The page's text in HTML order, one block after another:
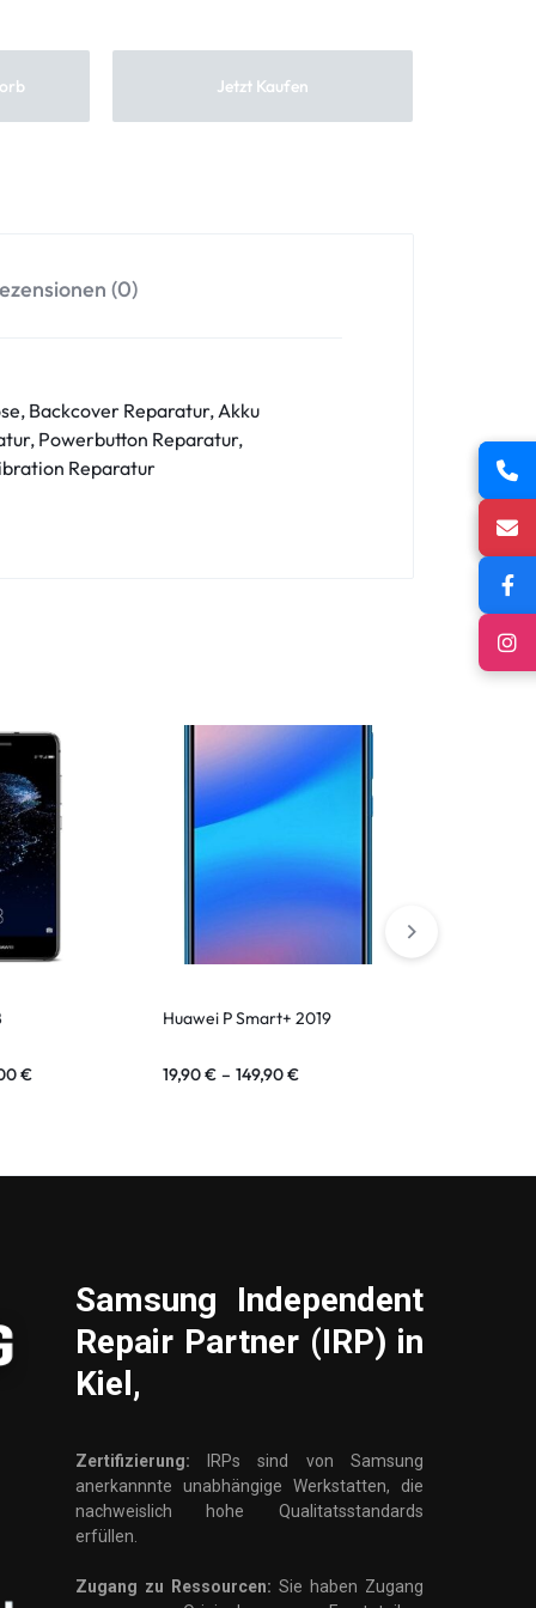
Jetzt Kaufen
(0)
Backcover Reparatur, Akku
Powerbutton Reparatur,
Reparatur
€
Huawei P Smart+ 2019
19,90€ – 149,90€
Samsung Independent
Repair Partner (IRP) in
Kiel,
Zertifizierung: IRPs sind von Samsung
anerkannnte unabhängige Werkstatten, die
nachweislich hohe Qualitatsstandards
erfüllen.
Zugang zu Ressourcen: Sie haben Zugang